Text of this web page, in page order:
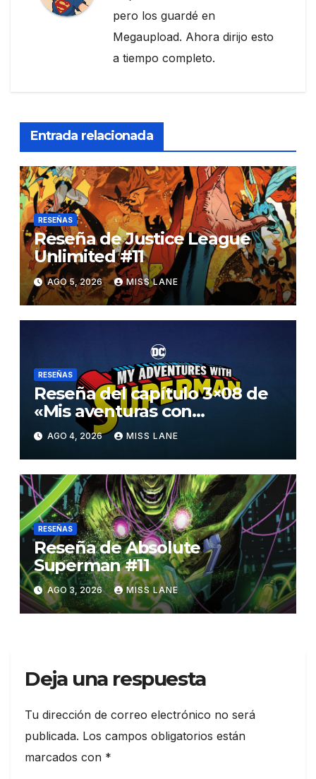
pero los guardé en
Megaupload. Ahora dirijo esto
a tiempo completo.
Entrada relacionada
RESEÑAS
Reseña de Justice League
Unlimited #11
AGO 5, 2026 MISS LANE
RESEÑAS
Reseña del capítulo 3×08 de
«Mis aventuras con
Superman»
AGO 4, 2026 MISS LANE
RESEÑAS
Reseña de Absolute
Superman #11
AGO 3, 2026 MISS LANE
Deja una respuesta
Tu dirección de correo electrónico no será
publicada. Los campos obligatorios están
marcados con *